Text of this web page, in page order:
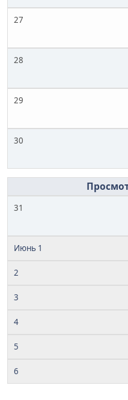
27
28
29
30
31
Июнь 1
2
3
4
5
6